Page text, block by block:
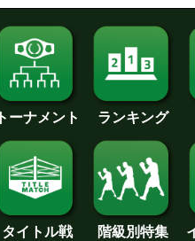
トーナメント ランキング
タイトル戦 階級別特集